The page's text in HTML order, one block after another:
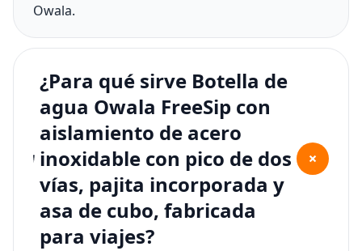
Owala.
¿Para qué sirve Botella de
agua Owala FreeSip con
aislamiento de acero
inoxidable con pico de dos
vías, pajita incorporada y
asa de cubo, fabricada
para viajes?
+